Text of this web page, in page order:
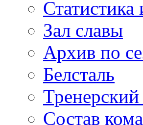
Статистика
Зал славы
Архив по
Белсталь
Тренерский
Состав